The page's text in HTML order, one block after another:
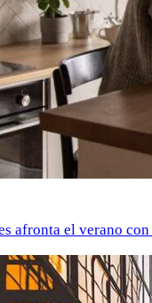
afronta el verano